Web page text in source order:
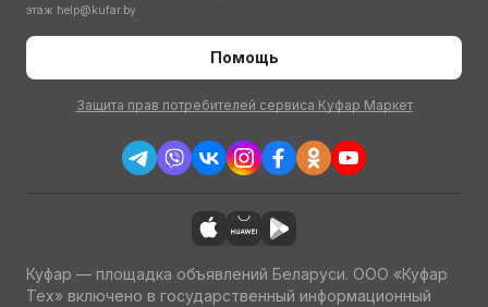
этаж help@kufar.by
Помощь
Защита прав потребителей сервиса Куфар Маркет
Куфар — площадка объявлений Беларуси. ООО «Куфар
Тех» включено в государственный информационный